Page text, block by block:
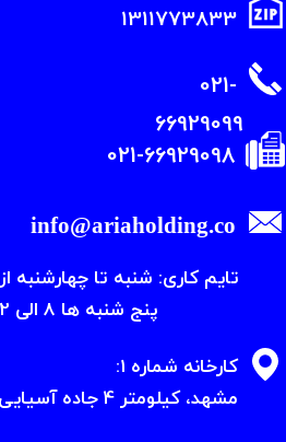
021-
66929099
021-66929098
info@ariaholding.co
کارخانه شماره 1:
​​​​​​​مشهد، کیلومتر 4 جاده آسیایی (جاده قوچان)
1311773833
تایم کاری: شنبه تا چهارشنبه از 8 الی 16
پنج شنبه ها 8 الی 12